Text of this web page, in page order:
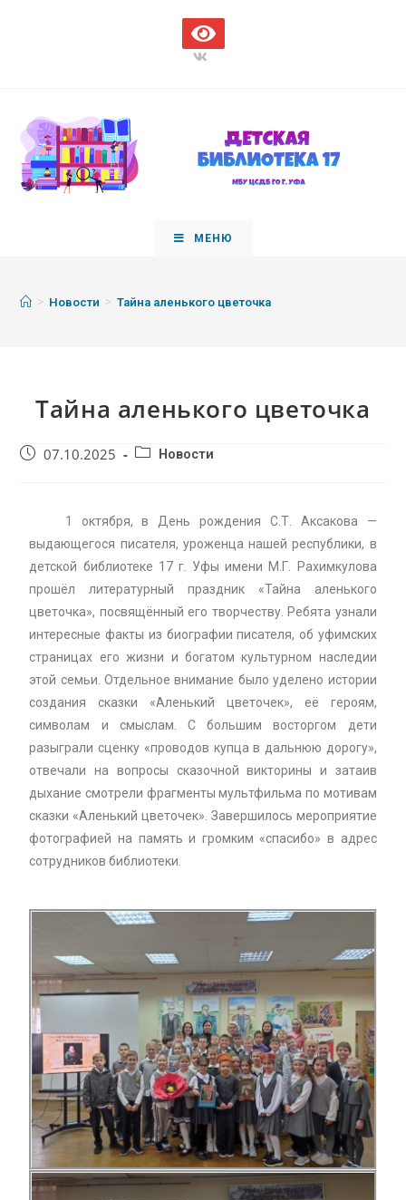
МЕНЮ
> Новости > Тайна аленького цветочка
Тайна аленького цветочка
07.10.2025 Новости
1 октября, в День рождения С.Т. Аксакова —
выдающегося писателя, уроженца нашей республики, в
детской библиотеке 17 г. Уфы имени М.Г. Рахимкулова
прошёл литературный праздник «Тайна аленького
цветочка», посвящённый его творчеству. Ребята узнали
интересные факты из биографии писателя, об уфимских
страницах его жизни и богатом культурном наследии
этой семьи. Отдельное внимание было уделено истории
создания сказки «Аленький цветочек», её героям,
символам и смыслам. С большим восторгом дети
разыграли сценку «проводов купца в дальнюю дорогу»,
отвечали на вопросы сказочной викторины и затаив
дыхание смотрели фрагменты мультфильма по мотивам
сказки «Аленький цветочек». Завершилось мероприятие
фотографией на память и громким «спасибо» в адрес
сотрудников библиотеки.